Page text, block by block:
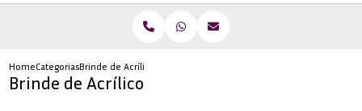
HomeCategoriasBrinde de Acrílico
Brinde de Acrílico